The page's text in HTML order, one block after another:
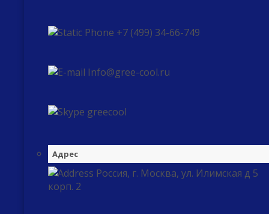
+7 (499) 34-66-749
Info@gree-cool.ru
greecool
Адрес
Россия, г. Москва, ул. Илимская д 5
корп. 2